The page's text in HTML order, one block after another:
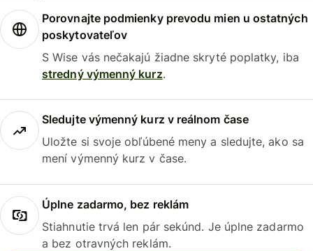
Porovnajte podmienky prevodu mien u ostatných
poskytovateľov
S Wise vás nečakajú žiadne skryté poplatky, iba
stredný výmenný kurz.
Sledujte výmenný kurz v reálnom čase
Uložte si svoje obľúbené meny a sledujte, ako sa
mení výmenný kurz v čase.
Úplne zadarmo, bez reklám
Stiahnutie trvá len pár sekúnd. Je úplne zadarmo
a bez otravných reklám.